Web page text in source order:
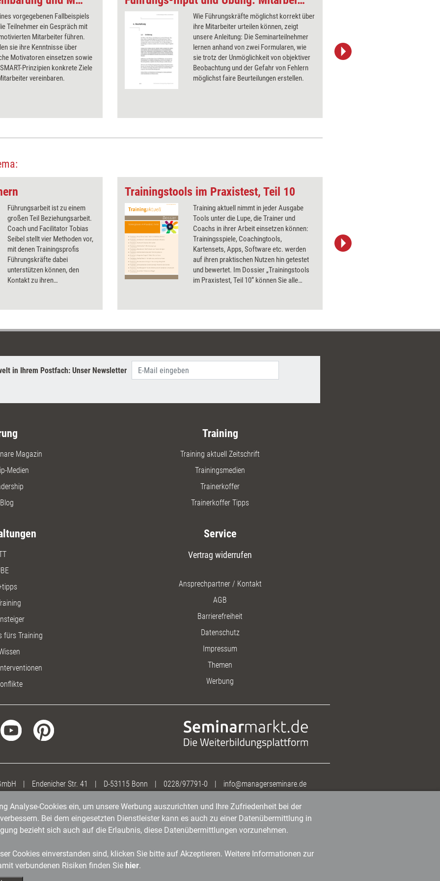
vorgegebenen Fallbeispiels
Teilnehmer ein Gespräch mit
Mitarbeiter führen.
sie ihre Kenntnisse über
Motivatoren einsetzen sowie
Prinzipien konkrete Ziele
vereinbaren.
Wie Führungskräfte möglichst korrekt über
ihre Mitarbeiter urteilen können, zeigt
unsere Anleitung: Die Seminarteilnehmer
lernen anhand von zwei Formularen, wie
sie trotz der Unmöglichkeit von objektiver
Beobachtung und der Gefahr von Fehlern
möglichst faire Beurteilungen erstellen.
Führungsarbeit ist zu einem
großen Teil Beziehungsarbeit.
Coach und Facilitator Tobias
Seibel stellt vier Methoden vor,
mit denen Trainingsprofis
Führungskräfte dabei
unterstützen können, den
Kontakt zu ihren
Führungskommunikation zu
Trainingstools im Praxistest, Teil 10
Training aktuell nimmt in jeder Ausgabe
Tools unter die Lupe, die Trainer und
Coachs in ihrer Arbeit einsetzen können:
Trainingsspiele, Coachingtools,
Kartensets, Apps, Software etc. werden
auf ihren praktischen Nutzen hin getestet
und bewertet. Im Dossier „Trainingstools
im Praxistest, Teil 10“ können Sie alle
in Ihrem Postfach: Unser Newsletter
Magazin
Medien
Training
Training aktuell Zeitschrift
Trainingsmedien
Trainerkoffer
Trainerkoffer Tipps
fürs Training
Service
Vertrag widerrufen
Ansprechpartner / Kontakt
AGB
Barrierefreiheit
Datenschutz
Impressum
Themen
Werbung
| Endenicher Str. 41 | D-53115 Bonn | 0228/97791-0 | info@managerseminare.de
Analyse-Cookies ein, um unsere Werbung auszurichten und Ihre Zufriedenheit bei der
Bei dem eingesetzten Dienstleister kann es auch zu einer Datenübermittlung in
bezieht sich auch auf die Erlaubnis, diese Datenübermittlungen vorzunehmen.
Cookies einverstanden sind, klicken Sie bitte auf Akzeptieren. Weitere Informationen zur
verbundenen Risiken finden Sie hier.